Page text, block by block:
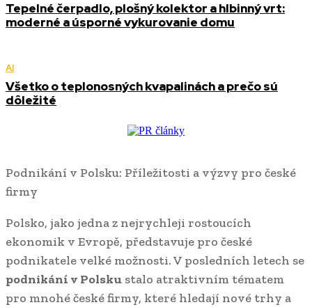
Tepelné čerpadlo, plošný kolektor a hlbinný vrt:
moderné a úsporné vykurovanie domu
AI
Všetko o teplonosných kvapalinách a prečo sú
dôležité
Podnikání v Polsku: Příležitosti a výzvy pro české
firmy
Polsko, jako jedna z nejrychleji rostoucích
ekonomik v Evropě, představuje pro české
podnikatele velké možnosti. V posledních letech se
podnikání v Polsku stalo atraktivním tématem
pro mnohé české firmy, které hledají nové trhy a